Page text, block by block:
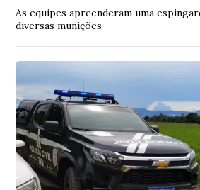
As equipes apreenderam uma
diversas munições